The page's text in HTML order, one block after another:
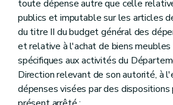
toute dépense autre que celle
publics et imputable sur les articles
du titre II du budget général des
et relative à l'achat de biens meubles
spécifiques aux activités du
Direction relevant de son autorité, à
dépenses visées par des dispositions